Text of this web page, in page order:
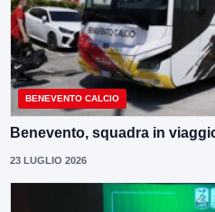
BENEVENTO CALCIO
Benevento, squadra in
23 LUGLIO 2026